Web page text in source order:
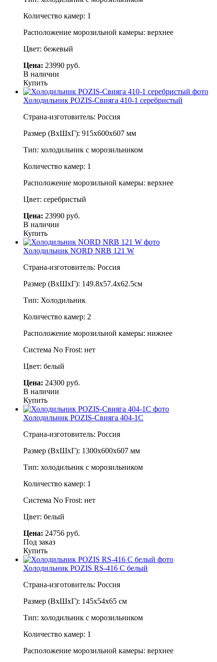
Количество камер: 1
Расположение морозильной камеры: верхнее
Цвет: бежевый
Цена: 23990 руб.
В наличии
Купить
Холодильник POZIS-Свияга 410-1 серебристый
Страна-изготовитель: Россия
Размер (ВхШхГ): 915х600х607 мм
Тип: холодильник с морозильником
Количество камер: 1
Расположение морозильной камеры: верхнее
Цвет: серебристый
Цена: 23990 руб.
В наличии
Купить
Холодильник NORD NRB 121 W
Страна-изготовитель: Россия
Размер (ВхШхГ): 149.8х57.4х62.5см
Тип: Холодильник
Количество камер: 2
Расположение морозильной камеры: нижнее
Система No Frost: нет
Цвет: белый
Цена: 24300 руб.
В наличии
Купить
Холодильник POZIS-Свияга 404-1С
Страна-изготовитель: Россия
Размер (ВхШхГ): 1300х600х607 мм
Тип: холодильник с морозильником
Количество камер: 1
Система No Frost: нет
Цвет: белый
Цена: 24756 руб.
Под заказ
Купить
Холодильник POZIS RS-416 C белый
Страна-изготовитель: Россия
Размер (ВхШхГ): 145х54х65 см
Тип: холодильник с морозильником
Количество камер: 1
Расположение морозильной камеры: верхнее